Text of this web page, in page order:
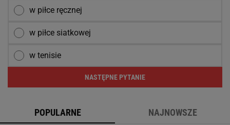
w piłce ręcznej
w piłce siatkowej
w tenisie
NASTĘPNE PYTANIE
POPULARNE NAJNOWSZE